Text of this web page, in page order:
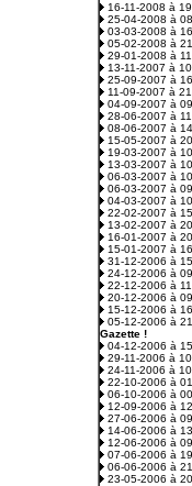
16-11-2008 à
25-04-2008 à
03-03-2008 à
05-02-2008 à
29-01-2008 à
13-11-2007 à
25-09-2007 à
11-09-2007 à
04-09-2007 à
28-06-2007 à
08-06-2007 à
15-05-2007 à
19-03-2007 à
13-03-2007 à
06-03-2007 à
06-03-2007 à
04-03-2007 à
22-02-2007 à
13-02-2007 à
16-01-2007 à
15-01-2007 à
31-12-2006 à
24-12-2006 à
22-12-2006 à
20-12-2006 à
15-12-2006 à
05-12-2006 à
Gazette !
04-12-2006 à
29-11-2006 à
24-11-2006 à
22-10-2006 à
06-10-2006 à
12-09-2006 à
27-06-2006 à
14-06-2006 à
12-06-2006 à
07-06-2006 à
06-06-2006 à
23-05-2006 à